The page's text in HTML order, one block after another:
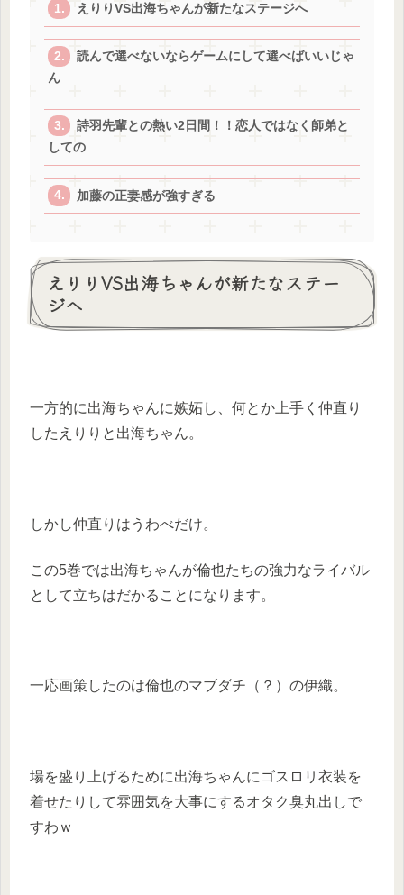
えりりVS出海ちゃんが新たなステージへ
読んで選べないならゲームにして選べばいいじゃ
ん
詩羽先輩との熱い2日間！！恋人ではなく師弟と
しての
加藤の正妻感が強すぎる
えりりVS出海ちゃんが新たなステー
ジへ
一方的に出海ちゃんに嫉妬し、何とか上手く仲直り
したえりりと出海ちゃん。
しかし仲直りはうわべだけ。
この5巻では出海ちゃんが倫也たちの強力なライバル
として立ちはだかることになります。
一応画策したのは倫也のマブダチ（？）の伊織。
場を盛り上げるために出海ちゃんにゴスロリ衣装を
着せたりして雰囲気を大事にするオタク臭丸出しで
すわｗ